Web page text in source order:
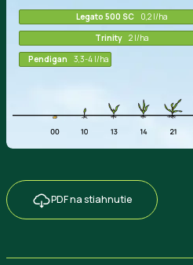
Legato 500 SC
0,2 l/ha
Trinity
2 l/ha
Pendigan
3,3-4 l/ha
PDF na stiahnutie